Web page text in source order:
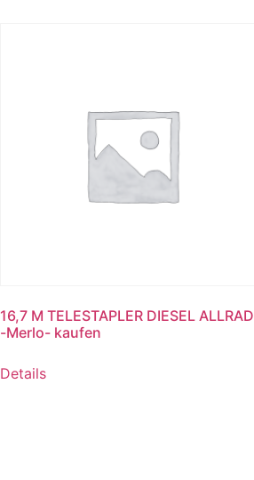
16,7 M TELESTAPLER DIESEL ALLRAD
-Merlo- kaufen
Details